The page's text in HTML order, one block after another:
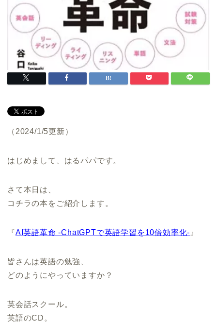
（2024/1/5更新）
はじめまして、はるパパです。
さて本日は、
コチラの本をご紹介します。
『AI英語革命 -ChatGPTで英語学習を10倍効率化- 』
皆さんは英語の勉強、
どのようにやっていますか？
英会話スクール。
英語のCD。